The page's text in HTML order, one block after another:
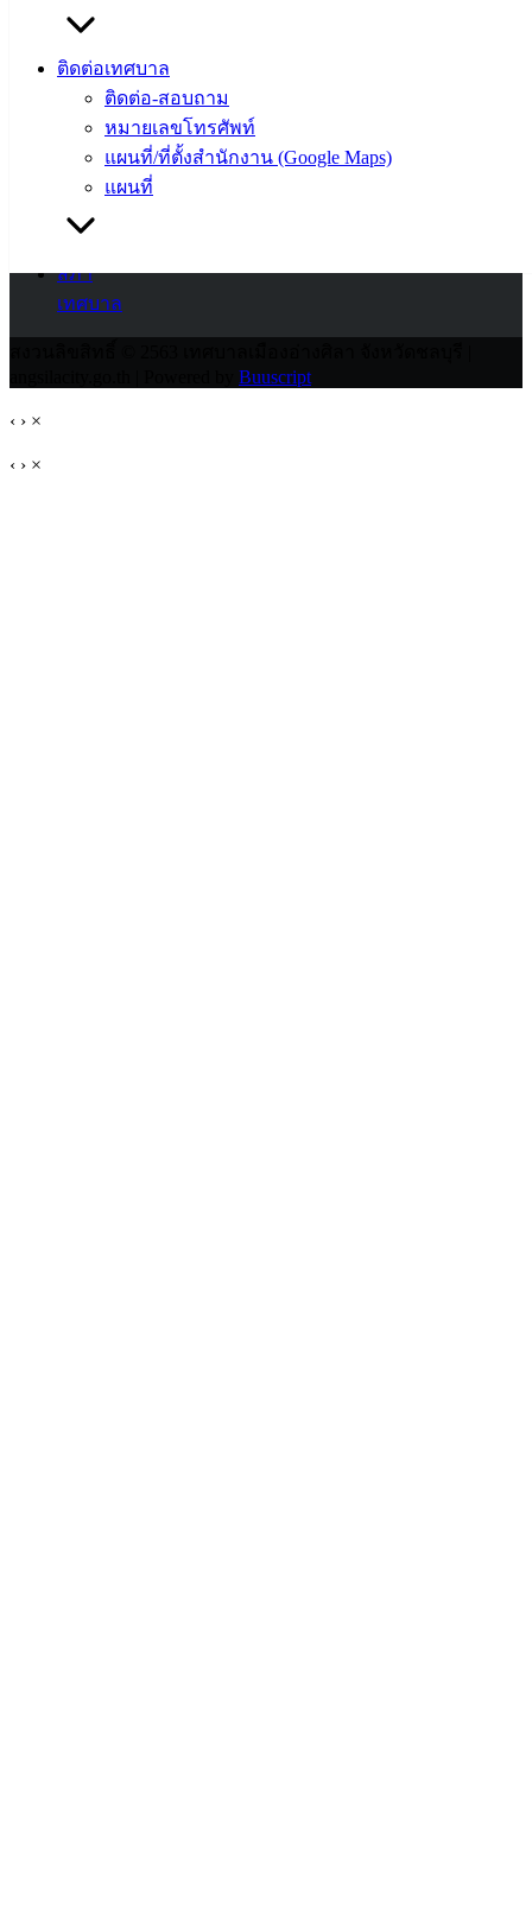
ติดต่อเทศบาล
ติดต่อ-สอบถาม
หมายเลขโทรศัพท์
แผนที่/ที่ตั้งสำนักงาน (Google Maps)
แผนที่
นายก
ประวัติ
เทศบาล
ผู้บริหาร
และ
หัวหน้า
ส่วน
สภา
เทศบาล
Buuscript
‹ › ×
‹ › ×